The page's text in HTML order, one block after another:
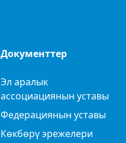
Документтер
Эл аралык
ассоциациянын уставы
Федерациянын уставы
Көкбөрү эрежелери